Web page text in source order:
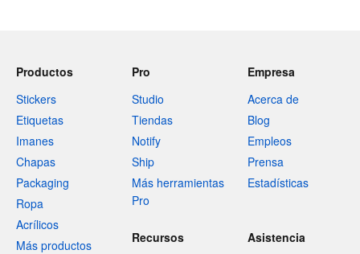
Productos
Stickers
Etiquetas
Imanes
Chapas
Packaging
Ropa
Acrílicos
Más productos
Pro
Studio
Tiendas
Notify
Ship
Más herramientas
Pro
Empresa
Acerca de
Blog
Empleos
Prensa
Estadísticas
Recursos
Asistencia